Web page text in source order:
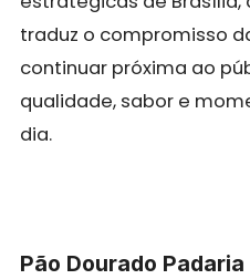
traduz o compromisso
continuar próxima ao
qualidade, sabor e
dia.
Pão Dourado Padaria